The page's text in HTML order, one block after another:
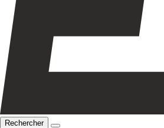
Rechercher